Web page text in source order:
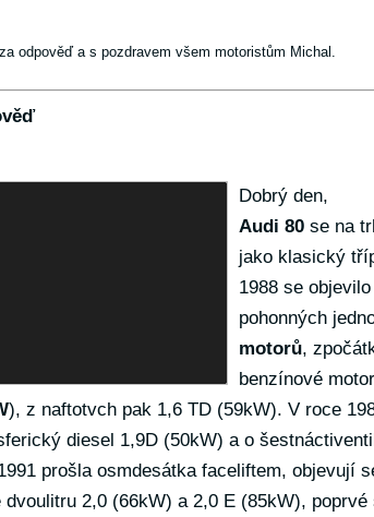
odpověď a s pozdravem všem motoristům Michal.
Dobrý den,
Audi 80 se na
jako klasický
1988 se
pohonných
motorů,
benzínové
), z naftotvch pak 1,6 TD (59kW). V roce
diesel 1,9D (50kW) a o
prošla osmdesátka faceliftem, objevují
dvoulitru 2,0 (66kW) a 2,0 E (85kW), poprvé